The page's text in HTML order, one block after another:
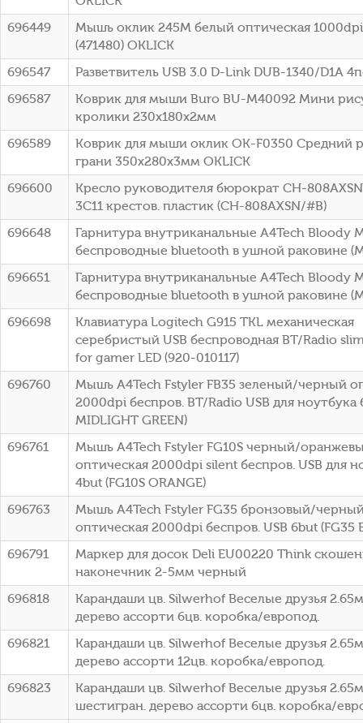
696449
Мышь оклик 245M белый оптическая 1000dpi
(471480) OKLICK
696547
Разветвитель USB 3.0 D-Link DUB-1340/D1A
696587
Коврик для мыши Buro BU-M40092 Мини
кролики 230x180x2мм
696589
Коврик для мыши оклик OK-F0350 Средний
грани 350x280x3мм OKLICK
696600
Кресло руководителя бюрократ CH-
3C11 крестов. пластик (CH-808AXSN/#B)
696648
Гарнитура внутриканальные A4Tech Bloody
беспроводные bluetooth в ушной раковине
696651
Гарнитура внутриканальные A4Tech Bloody
беспроводные bluetooth в ушной раковине
696698
Клавиатура Logitech G915 TKL механическая
серебристый USB беспроводная BT/Radio
for gamer LED (920-010117)
696760
Мышь A4Tech Fstyler FB35 зеленый/черный
2000dpi беспров. BT/Radio USB для ноутбука
MIDLIGHT GREEN)
696761
Мышь A4Tech Fstyler FG10S черный/
оптическая 2000dpi silent беспров. USB для
4but (FG10S ORANGE)
696763
Мышь A4Tech Fstyler FG35 бронзовый/
оптическая 2000dpi беспров. USB 6but (FG35
696791
Маркер для досок Deli EU00220 Think
наконечник 2-5мм черный
696818
Карандаши цв. Silwerhof Веселые друзья
дерево ассорти 6цв. коробка/европод.
696821
Карандаши цв. Silwerhof Веселые друзья
дерево ассорти 12цв. коробка/европод.
696823
Карандаши цв. Silwerhof Веселые друзья
шестигран. дерево ассорти 6цв. коробка/